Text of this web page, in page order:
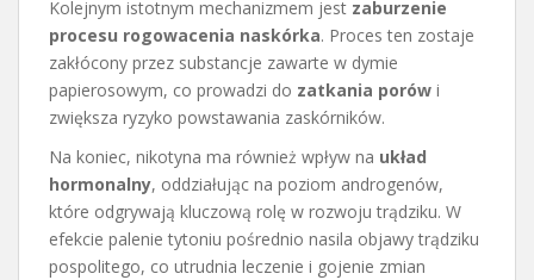
Kolejnym istotnym mechanizmem jest zaburzenie
procesu rogowacenia naskórka. Proces ten zostaje
zakłócony przez substancje zawarte w dymie
papierosowym, co prowadzi do zatkania porów i
zwiększa ryzyko powstawania zaskórników.
Na koniec, nikotyna ma również wpływ na układ
hormonalny, oddziałując na poziom androgenów,
które odgrywają kluczową rolę w rozwoju trądziku. W
efekcie palenie tytoniu pośrednio nasila objawy trądziku
pospolitego, co utrudnia leczenie i gojenie zmian